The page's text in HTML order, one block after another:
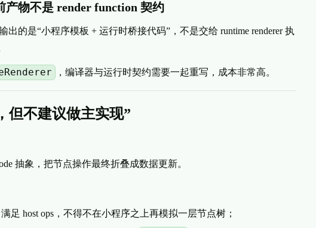
产物不是 render function 契约
出的是“小程序模板 + 运行时桥接代码”，不是交给 runtime renderer 执
，编译器与运行时契约需要一起重写，成本非常高。
但不建议做主实现”
抽象，把节点操作最终折叠成数据更新。
足 host ops，不得不在小程序之上再模拟一层节点树；